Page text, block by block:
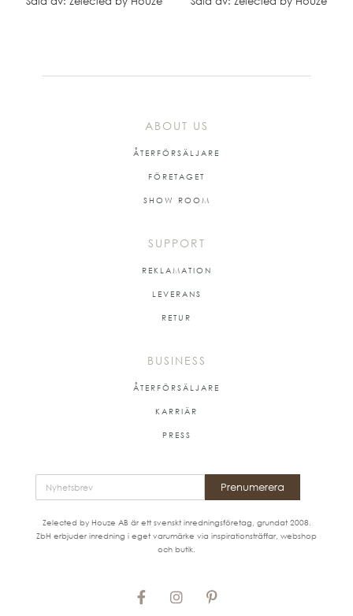
ABOUT US
ÅTERFÖRSÄLJARE
FÖRETAGET
SHOW ROOM
SUPPORT
REKLAMATION
LEVERANS
RETUR
BUSINESS
ÅTERFÖRSÄLJARE
KARRIÄR
PRESS
Prenumerera
Zelected by Houze AB är ett svenskt inredningsföretag, grundat 2008.
ZbH erbjuder inredning i eget varumärke via inspirationsträffar, webshop
och butik.